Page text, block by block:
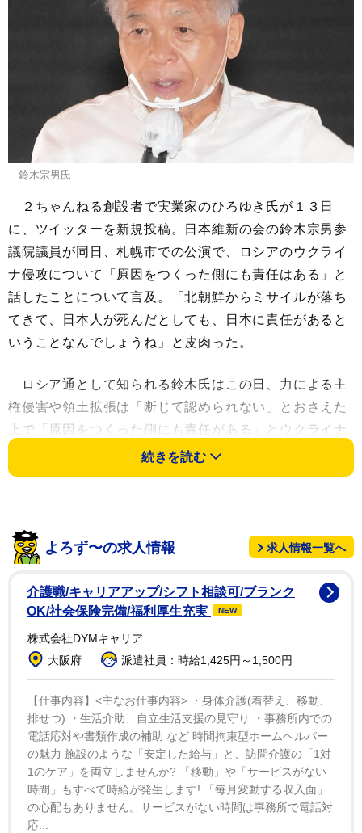
鈴木宗男氏
２ちゃんねる創設者で実業家のひろゆき氏が１３日
に、ツイッターを新規投稿。日本維新の会の鈴木宗男参
議院議員が同日、札幌市での公演で、ロシアのウクライ
ナ侵攻について「原因をつくった側にも責任はある」と
話したことについて言及。「北朝鮮からミサイルが落ち
てきて、日本人が死んだとしても、日本に責任があると
いうことなんでしょうね」と皮肉った。
ロシア通として知られる鈴木氏はこの日、力による主
権侵害や領土拡張は「断じて認められない」とおさえた
上で「原因をつくった側にも責任がある」とウクライナ
北朝鮮からミサイルが落ちてきて、日本人が死んだとし
ても、日本に責任があるということなんでしょうね。」
とロシアを北朝鮮、ウクライナを日本に置き換えて批判
続きを読む
よろず〜の求人情報 求人情報一覧へ
介護職/キャリアアップ/シフト相談可/ブランク
OK/社会保険完備/福利厚生充実
NEW
株式会社DYMキャリア
大阪府
派遣社員：時給1,425円～1,500円
【仕事内容】<主なお仕事内容> ・身体介護(着替え、移動、
排せつ) ・生活介助、自立生活支援の見守り ・事務所内での
電話応対や書類作成の補助 など 時間拘束型ホームヘルパー
の魅力 施設のような「安定した給与」と、訪問介護の「1対
1のケア」を両立しませんか? 「移動」や「サービスがない
時間」もすべて時給が発生します! 「毎月変動する収入面」
の心配もありません。サービスがない時間は事務所で電話対
応...